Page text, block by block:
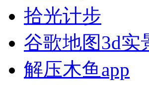
拾光计步
谷歌地图3d实
解压木鱼app